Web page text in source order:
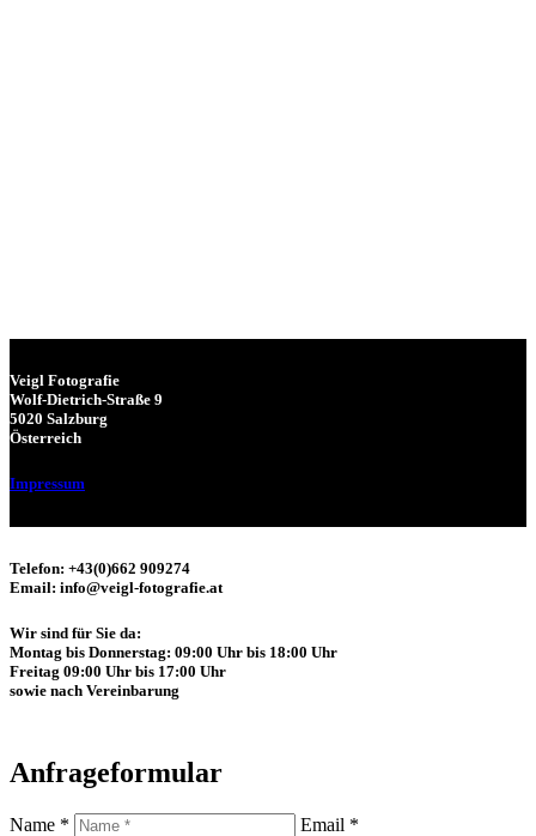
Veigl Fotografie
Wolf-Dietrich-Straße 9
5020 Salzburg
Österreich
Impressum
Telefon: +43(0)662 909274
Email: info@veigl-fotografie.at
Wir sind für Sie da:
Montag bis Donnerstag: 09:00 Uhr bis 18:00 Uhr
Freitag 09:00 Uhr bis 17:00 Uhr
sowie nach Vereinbarung
Anfrageformular
Name *
Email *